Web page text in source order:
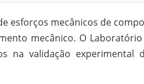
esforços mecânicos de
mecânico. O
na validação